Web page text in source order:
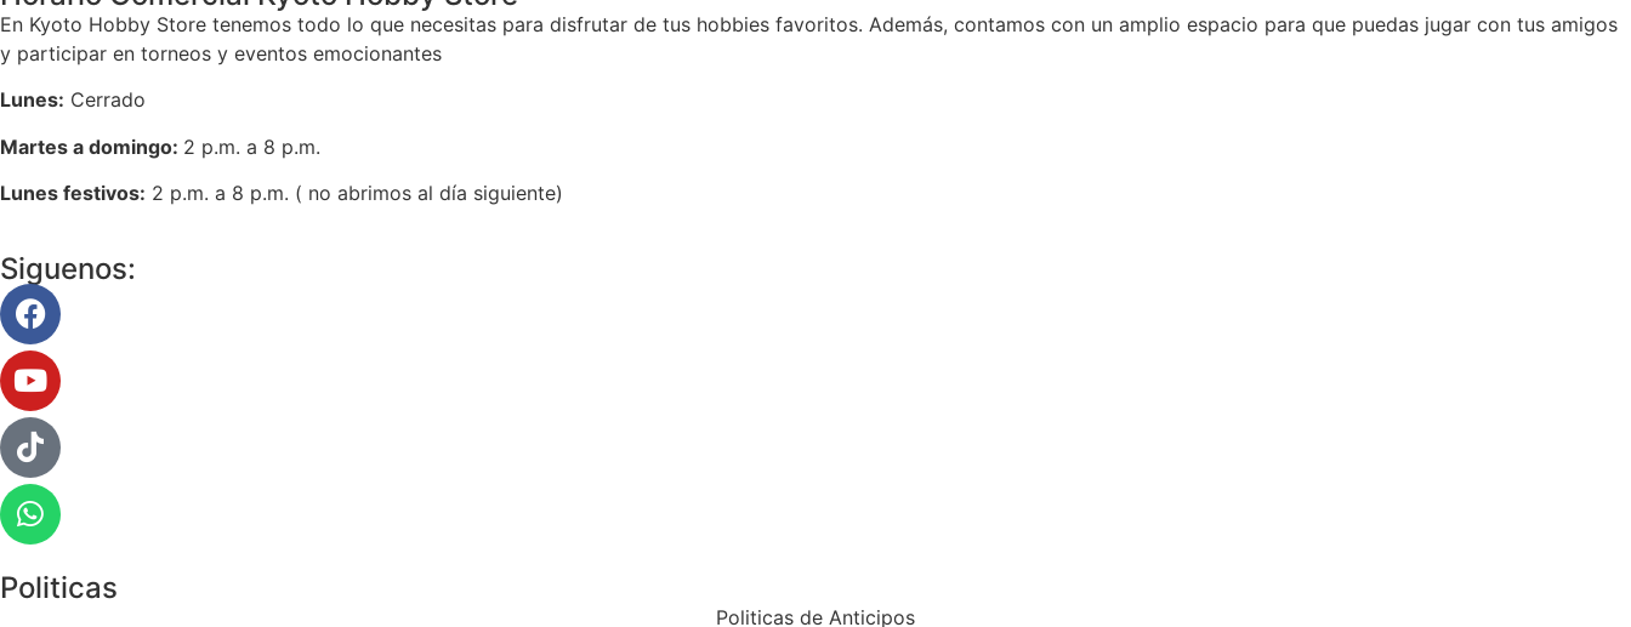
En Kyoto Hobby Store tenemos todo lo que necesitas para disfrutar de tus hobbies favoritos. Además, contamos con un amplio espacio para que puedas jugar con tus amigos
y participar en torneos y eventos emocionantes
Lunes: Cerrado
Martes a domingo: 2 p.m. a 8 p.m.
Lunes festivos: 2 p.m. a 8 p.m. ( no abrimos al día siguiente)
Siguenos:
Politicas
Politicas de Anticipos